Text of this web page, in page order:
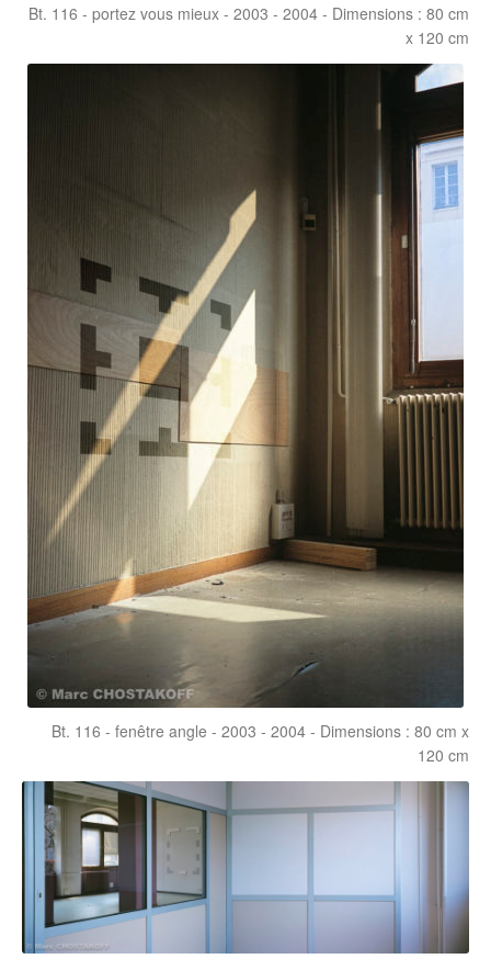
Bt. 116 - portez vous mieux - 2003 - 2004 - Dimensions : 80 cm
x 120 cm
Bt. 116 - fenêtre angle - 2003 - 2004 - Dimensions : 80 cm x
120 cm